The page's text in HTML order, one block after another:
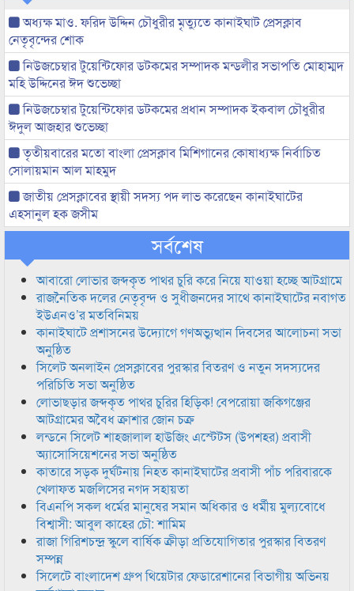
অধ্যক্ষ মাও. ফরিদ উদ্দিন চৌধুরীর মৃত্যুতে কানাইঘাট প্রেসক্লাব
নেতৃবৃন্দের শোক
নিউজচেম্বার টুয়েন্টিফোর ডটকমের সম্পাদক মন্ডলীর সভাপতি মোহাম্মদ
মহি উদ্দিনের ঈদ শুভেচ্ছা
নিউজচেম্বার টুয়েন্টিফোর ডটকমের প্রধান সম্পাদক ইকবাল চৌধুরীর
ঈদুল আজহার শুভেচ্ছা
তৃতীয়বারের মতো বাংলা প্রেসক্লাব মিশিগানের কোষাধ্যক্ষ নির্বাচিত
সোলায়মান আল মাহমুদ
জাতীয় প্রেসক্লাবের স্থায়ী সদস্য পদ লাভ করেছেন কানাইঘাটের
এহসানুল হক জসীম
সর্বশেষ
আবারো লোভার জব্দকৃত পাথর চুরি করে নিয়ে যাওয়া হচ্ছে আটগ্রামে
রাজনৈতিক দলের নেতৃবৃন্দ ও সুধীজনদের সাথে কানাইঘাটের নবাগত
ইউএনও’র মতবিনিময়
কানাইঘাটে প্রশাসনের উদ্যোগে গণঅভ্যুত্থান দিবসের আলোচনা সভা
অনুষ্ঠিত
সিলেট অনলাইন প্রেসক্লাবের পুরস্কার বিতরণ ও নতুন সদস্যদের
পরিচিতি সভা অনুষ্ঠিত
লোভাছড়ার জব্দকৃত পাথর চুরির হিড়িক! বেপরোয়া জকিগঞ্জের
আটগ্রামের অবৈধ ক্রাশার জোন চক্র
লন্ডনে সিলেট শাহজালাল হাউজিং এস্টেটস (উপশহর) প্রবাসী
অ্যাসোসিয়েশনের সভা অনুষ্ঠিত
কাতারে সড়ক দুর্ঘটনায় নিহত কানাইঘাটের প্রবাসী পাঁচ পরিবারকে
খেলাফত মজলিসের নগদ সহায়তা
বিএনপি সকল ধর্মের মানুষের সমান অধিকার ও ধর্মীয় মুল্যবোধে
বিশ্বাসী: আবুল কাহের চৌ: শামিম
রাজা গিরিশচন্দ্র স্কুলে বার্ষিক ক্রীড়া প্রতিযোগিতার পুরস্কার বিতরণ
সম্পন্ন
সিলেটে বাংলাদেশ গ্রুপ থিয়েটার ফেডারেশানের বিভাগীয় অভিনয়